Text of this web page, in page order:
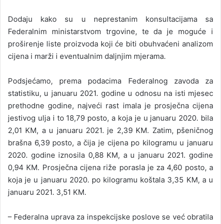
Dodaju kako su u neprestanim konsultacijama sa
Federalnim ministarstvom trgovine, te da je moguće i
proširenje liste proizvoda koji će biti obuhvaćeni analizom
cijena i marži i eventualnim daljnjim mjerama.
Podsjećamo, prema podacima Federalnog zavoda za
statistiku, u januaru 2021. godine u odnosu na isti mjesec
prethodne godine, najveći rast imala je prosječna cijena
jestivog ulja i to 18,79 posto, a koja je u januaru 2020. bila
2,01 KM, a u januaru 2021. je 2,39 KM. Zatim, pšeničnog
brašna 6,39 posto, a čija je cijena po kilogramu u januaru
2020. godine iznosila 0,88 KM, a u januaru 2021. godine
0,94 KM. Prosječna cijena riže porasla je za 4,60 posto, a
koja je u januaru 2020. po kilogramu koštala 3,35 KM, a u
januaru 2021. 3,51 KM.
– Federalna uprava za inspekcijske poslove se već obratila